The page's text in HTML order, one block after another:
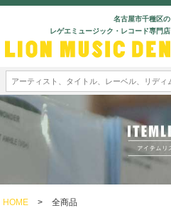
名古屋市千種区の
レゲエミュージック・レコード専門店
HOME > 全商品